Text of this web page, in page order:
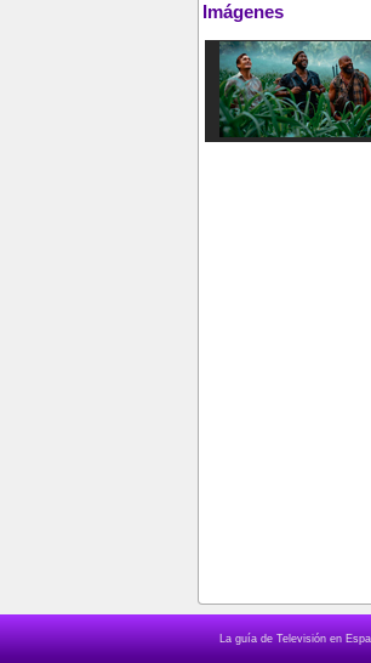
Imágenes
La guía de Televisión en